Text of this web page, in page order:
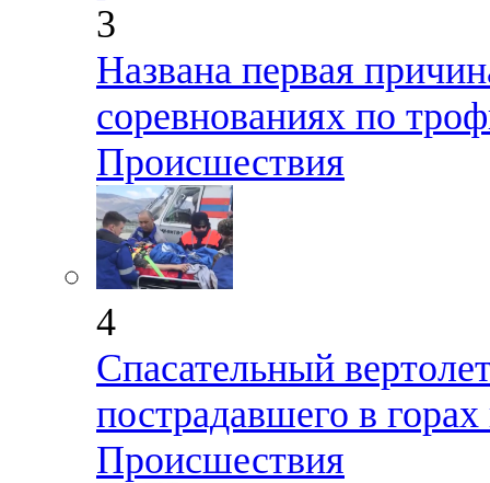
3
Названа первая
соревнованиях по
Происшествия
4
Спасательный
пострадавшего в
Происшествия